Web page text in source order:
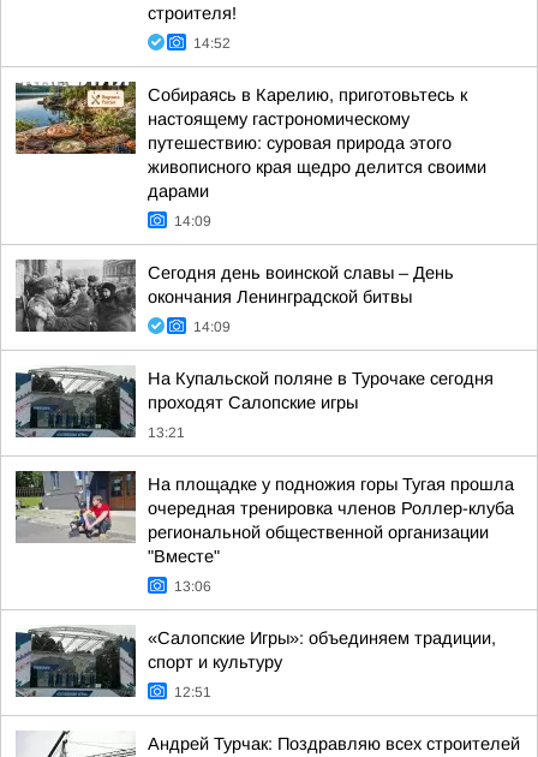
строителя!
14:52
Собираясь в Карелию, приготовьтесь к
настоящему гастрономическому
путешествию: суровая природа этого
живописного края щедро делится своими
дарами
14:09
Сегодня день воинской славы – День
окончания Ленинградской битвы
14:09
На Купальской поляне в Турочаке сегодня
проходят Салопские игры
13:21
На площадке у подножия горы Тугая прошла
очередная тренировка членов Роллер-клуба
региональной общественной организации
"Вместе"
13:06
«Салопские Игры»: объединяем традиции,
спорт и культуру
12:51
Андрей Турчак: Поздравляю всех строителей